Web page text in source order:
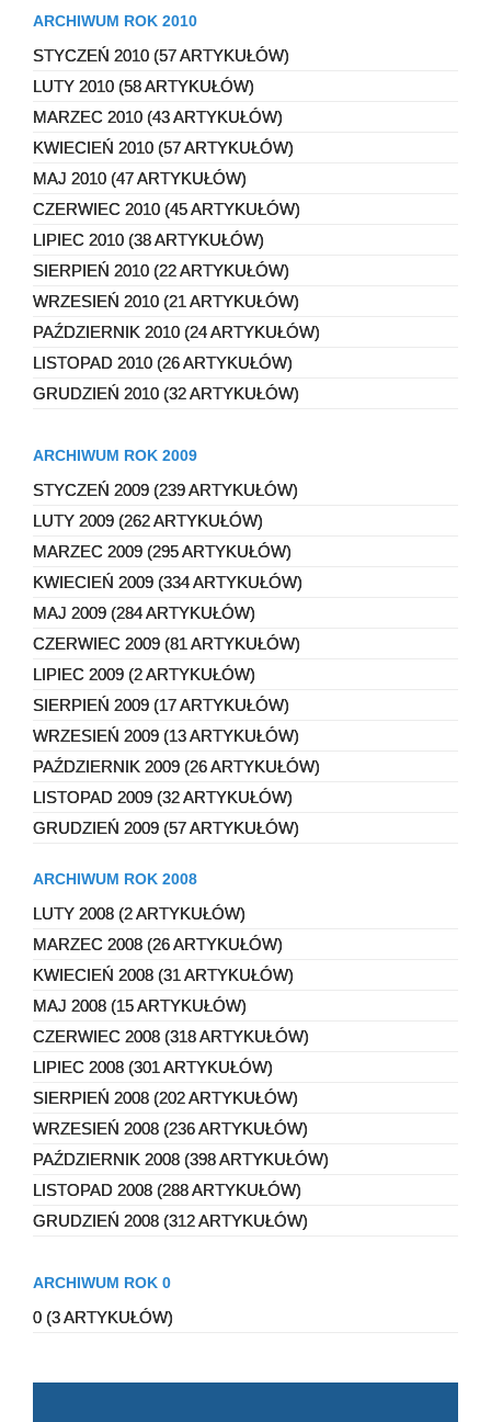
ARCHIWUM ROK 2010
STYCZEŃ 2010 (57 ARTYKUŁÓW)
LUTY 2010 (58 ARTYKUŁÓW)
MARZEC 2010 (43 ARTYKUŁÓW)
KWIECIEŃ 2010 (57 ARTYKUŁÓW)
MAJ 2010 (47 ARTYKUŁÓW)
CZERWIEC 2010 (45 ARTYKUŁÓW)
LIPIEC 2010 (38 ARTYKUŁÓW)
SIERPIEŃ 2010 (22 ARTYKUŁÓW)
WRZESIEŃ 2010 (21 ARTYKUŁÓW)
PAŹDZIERNIK 2010 (24 ARTYKUŁÓW)
LISTOPAD 2010 (26 ARTYKUŁÓW)
GRUDZIEŃ 2010 (32 ARTYKUŁÓW)
ARCHIWUM ROK 2009
STYCZEŃ 2009 (239 ARTYKUŁÓW)
LUTY 2009 (262 ARTYKUŁÓW)
MARZEC 2009 (295 ARTYKUŁÓW)
KWIECIEŃ 2009 (334 ARTYKUŁÓW)
MAJ 2009 (284 ARTYKUŁÓW)
CZERWIEC 2009 (81 ARTYKUŁÓW)
LIPIEC 2009 (2 ARTYKUŁÓW)
SIERPIEŃ 2009 (17 ARTYKUŁÓW)
WRZESIEŃ 2009 (13 ARTYKUŁÓW)
PAŹDZIERNIK 2009 (26 ARTYKUŁÓW)
LISTOPAD 2009 (32 ARTYKUŁÓW)
GRUDZIEŃ 2009 (57 ARTYKUŁÓW)
ARCHIWUM ROK 2008
LUTY 2008 (2 ARTYKUŁÓW)
MARZEC 2008 (26 ARTYKUŁÓW)
KWIECIEŃ 2008 (31 ARTYKUŁÓW)
MAJ 2008 (15 ARTYKUŁÓW)
CZERWIEC 2008 (318 ARTYKUŁÓW)
LIPIEC 2008 (301 ARTYKUŁÓW)
SIERPIEŃ 2008 (202 ARTYKUŁÓW)
WRZESIEŃ 2008 (236 ARTYKUŁÓW)
PAŹDZIERNIK 2008 (398 ARTYKUŁÓW)
LISTOPAD 2008 (288 ARTYKUŁÓW)
GRUDZIEŃ 2008 (312 ARTYKUŁÓW)
ARCHIWUM ROK 0
0 (3 ARTYKUŁÓW)